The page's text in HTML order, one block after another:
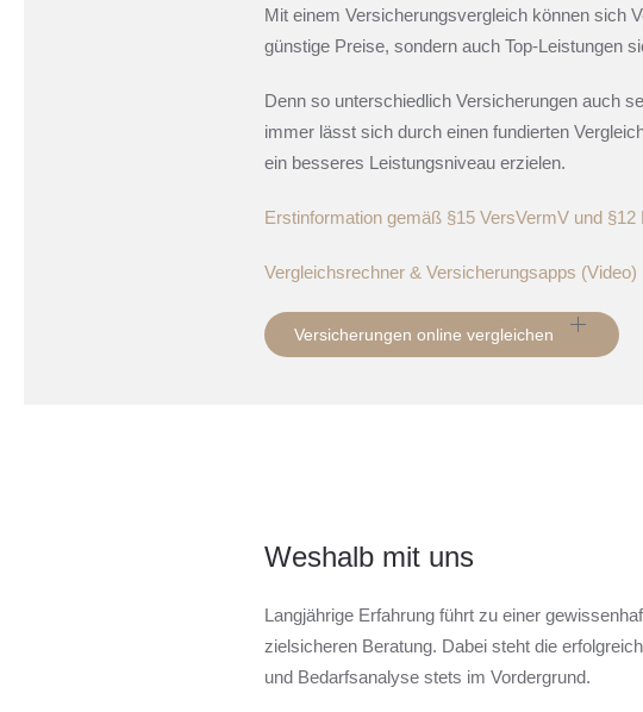
Mit einem Versicherungsvergleich können sich
günstige Preise, sondern auch Top-Leistungen
Denn so unterschiedlich Versicherungen auch
immer lässt sich durch einen fundierten
ein besseres Leistungsniveau erzielen.
Erstinformation gemäß §15 VersVermV und §12
Vergleichsrechner & Versicherungsapps (Video)
Versicherungen online vergleichen
Weshalb mit uns
Langjährige Erfahrung führt zu einer
zielsicheren Beratung. Dabei steht die
und Bedarfsanalyse stets im Vordergrund.